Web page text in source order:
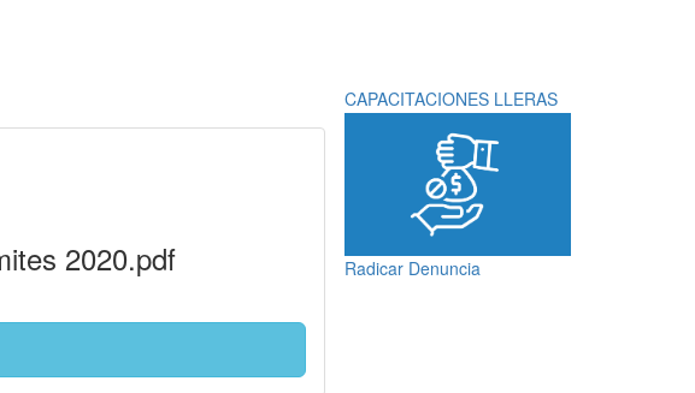
2020.pdf
CAPACITACIONES LLERAS
Radicar Denuncia